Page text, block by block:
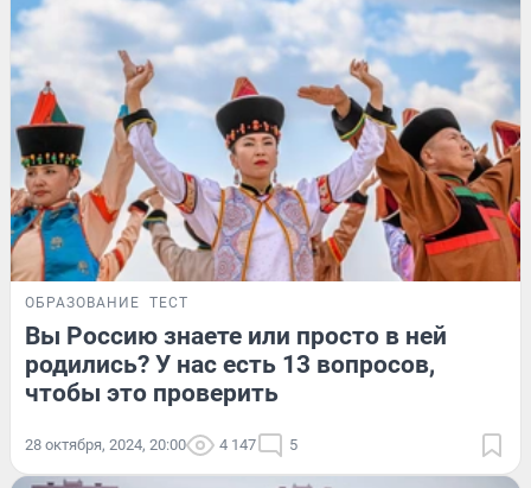
ОБРАЗОВАНИЕ ТЕСТ
Вы Россию знаете или просто в ней
родились? У нас есть 13 вопросов,
чтобы это проверить
28 октября, 2024, 20:00 4 147 5